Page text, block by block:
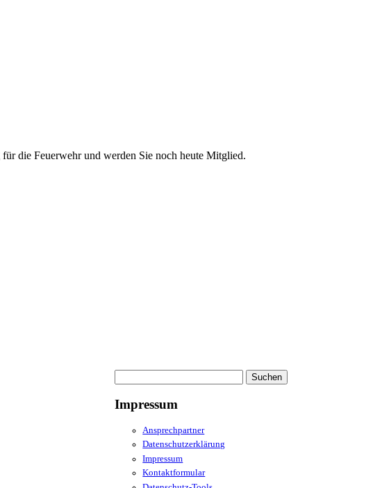
die Feuerwehr und werden Sie noch heute Mitglied.
nach:
Impressum
Ansprechpartner
Datenschutzerklärung
Impressum
Kontaktformular